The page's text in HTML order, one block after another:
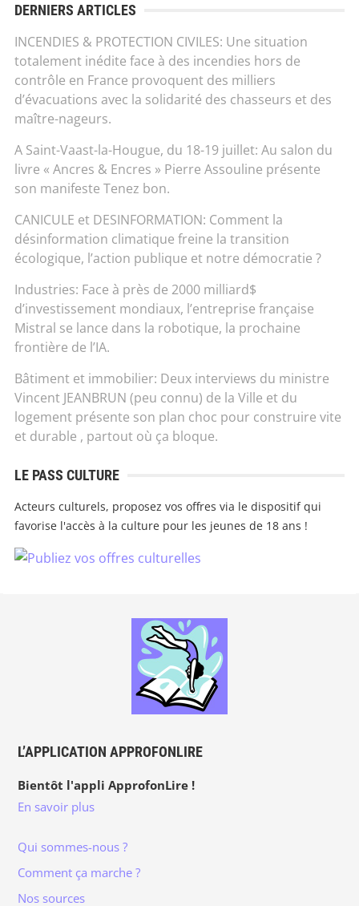
DERNIERS ARTICLES
INCENDIES & PROTECTION CIVILES: Une situation
totalement inédite face à des incendies hors de
contrôle en France provoquent des milliers
d’évacuations avec la solidarité des chasseurs et des
maître-nageurs.
A Saint-Vaast-la-Hougue, du 18-19 juillet: Au salon du
livre « Ancres & Encres » Pierre Assouline présente
son manifeste Tenez bon.
CANICULE et DESINFORMATION: Comment la
désinformation climatique freine la transition
écologique, l’action publique et notre démocratie ?
Industries: Face à près de 2000 milliard$
d’investissement mondiaux, l’entreprise française
Mistral se lance dans la robotique, la prochaine
frontière de l’IA.
Bâtiment et immobilier: Deux interviews du ministre
Vincent JEANBRUN (peu connu) de la Ville et du
logement présente son plan choc pour construire vite
et durable , partout où ça bloque.
LE PASS CULTURE
Acteurs culturels, proposez vos offres via le dispositif qui
favorise l'accès à la culture pour les jeunes de 18 ans !
L’APPLICATION APPROFONLIRE
Bientôt l'appli ApprofonLire !
En savoir plus
Qui sommes-nous ?
Comment ça marche ?
Nos sources